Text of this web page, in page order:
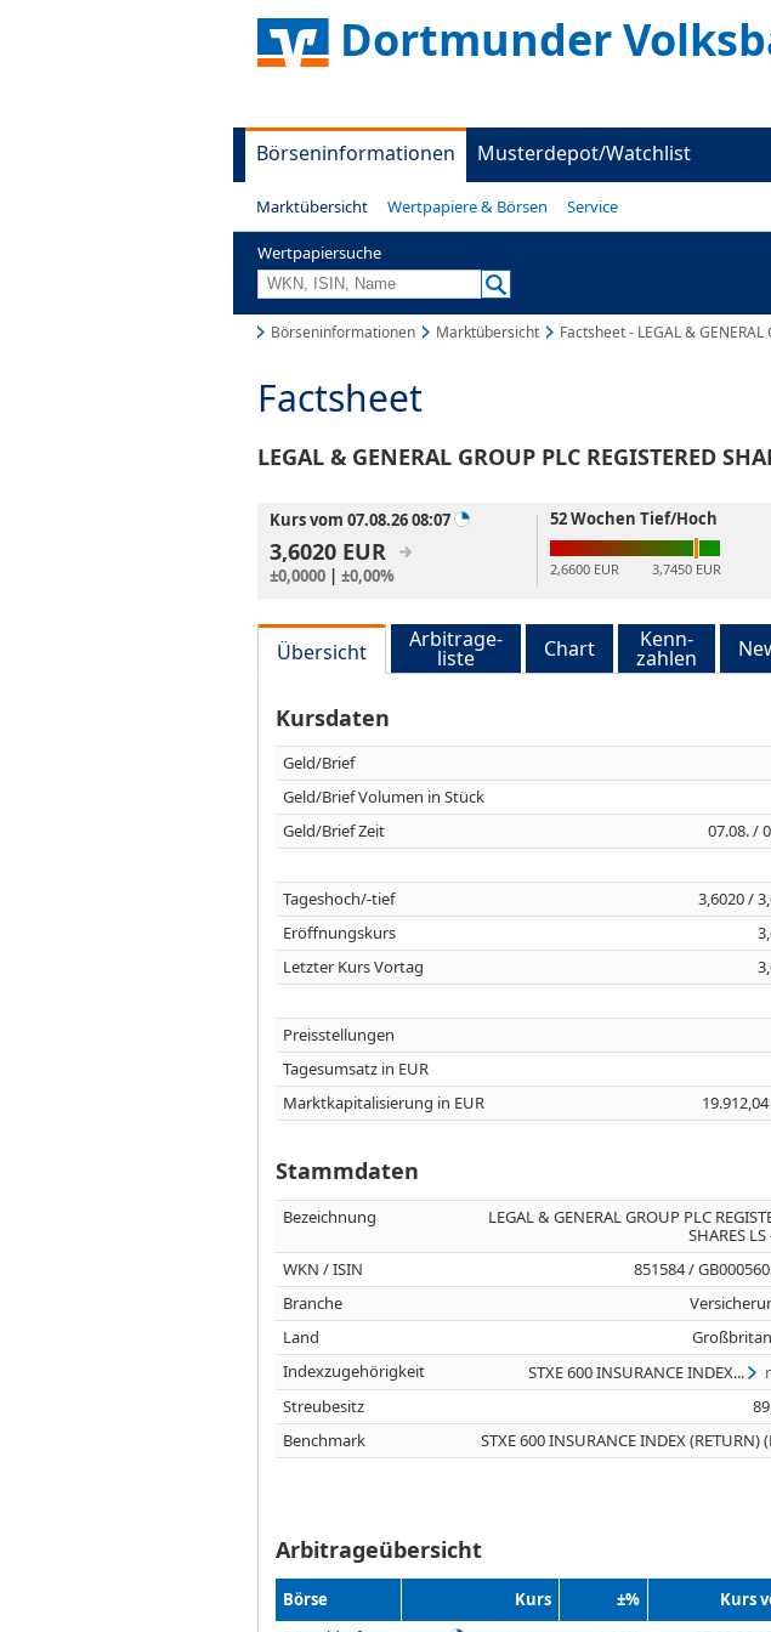
Dortmunder
Börseninformationen Musterdepot/Watchlist
Marktübersicht Wertpapiere & Börsen Service
Wertpapiersuche
Börseninformationen Marktübersicht Factsheet - LEGAL & GENERAL
Factsheet
LEGAL & GENERAL GROUP PLC REGISTERED
Kurs vom 07.08.26 08:07
3,6020 EUR
±0,0000 | ±0,00%
52 Wochen Tief/Hoch
2,6600 EUR 3,7450 EUR
Übersicht Arbitrage-
liste Chart Kenn-
zahlen
Kursdaten
Geld/Brief
Geld/Brief Volumen in Stück
Geld/Brief Zeit
07.08. /
Tageshoch/-tief
3,6020 /
Eröffnungskurs
Letzter Kurs Vortag
Preisstellungen
Tagesumsatz in EUR
Marktkapitalisierung in EUR
Stammdaten
Bezeichnung
LEGAL & GENERAL GROUP PLC
SHARES
WKN / ISIN
851584 /
Branche
Land
Indexzugehörigkeit
STXE 600 INSURANCE INDEX...
Streubesitz
Benchmark
STXE 600 INSURANCE INDEX (RETURN)
Arbitrageübersicht
Börse Kurs ±% Kurs